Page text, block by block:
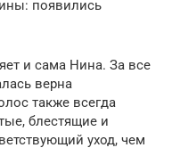
появились
и сама Нина. За все
верна
также всегда
блестящие и
уход, чем